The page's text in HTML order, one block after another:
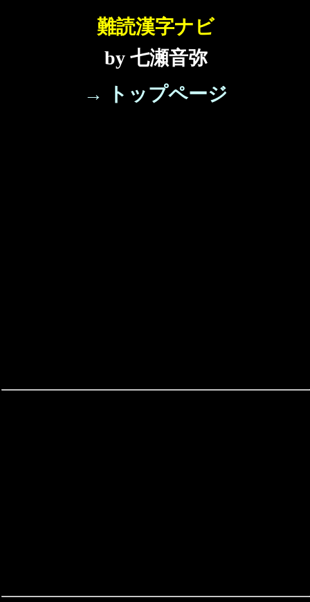
難読漢字ナビ
by 七瀬音弥
→ トップページ